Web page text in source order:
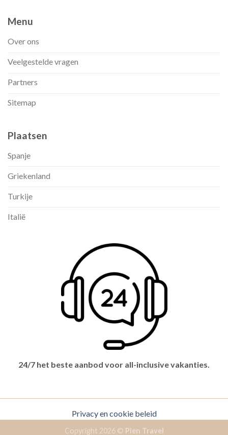
Menu
Over ons
Veelgestelde vragen
Partners
Sitemap
Plaatsen
Spanje
Griekenland
Turkije
Italië
24/7 het beste aanbod voor all-inclusive vakanties.
Privacy en cookie beleid
Copyright 2026 © Pien Travel